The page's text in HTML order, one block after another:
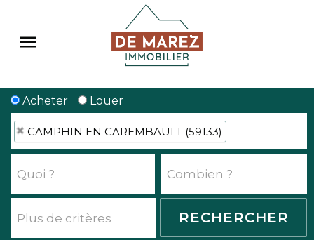
Acheter Louer
CAMPHIN EN CAREMBAULT (59133)